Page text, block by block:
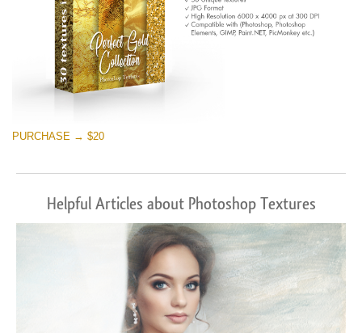
PURCHASE → $20
Helpful Articles about Photoshop Textures